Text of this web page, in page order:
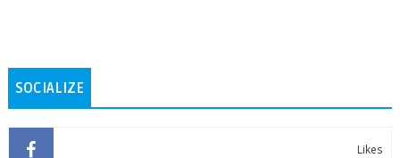
SOCIALIZE
Likes